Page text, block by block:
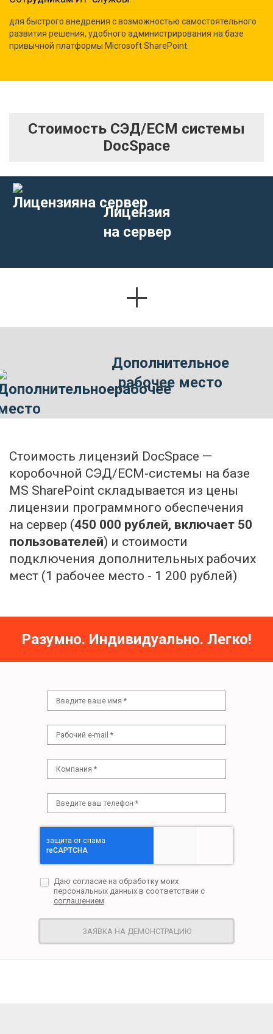
для быстрого внедрения с возможностью самостоятельного
развития решения, удобного администрирования на базе
привычной платформы Microsoft SharePoint.
Стоимость СЭД/ECM системы
DocSpace
Лицензия
на сервер
Дополнительное
рабочее место
Стоимость лицензий DocSpace —
коробочной СЭД/ECM-системы на базе
MS SharePoint складывается из цены
лицензии программного обеспечения
на сервер (450 000 рублей, включает 50
пользователей) и стоимости
подключения дополнительных рабочих
мест (1 рабочее место - 1 200 рублей)
Разумно. Индивидуально. Легко!
Даю согласие на обработку моих
персональных данных в соответствии с
соглашением
ЗАЯВКА НА ДЕМОНСТРАЦИЮ